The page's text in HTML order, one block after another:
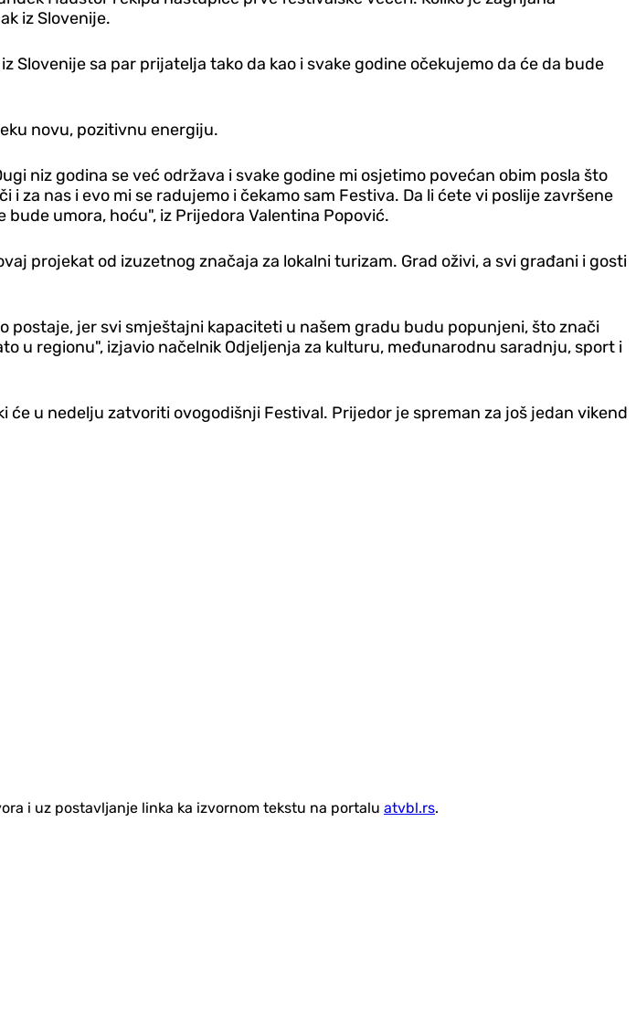
iz Slovenije.
sa par prijatelja tako da kao i svake godine očekujemo da će da bude
novu, pozitivnu energiju.
niz godina se već održava i svake godine mi osjetimo povećan obim posla što
za nas i evo mi se radujemo i čekamo sam Festiva. Da li ćete vi poslije završene
umora, hoću", iz Prijedora Valentina Popović.
projekat od izuzetnog značaja za lokalni turizam. Grad oživi, a svi građani i gosti
jer svi smještajni kapaciteti u našem gradu budu popunjeni, što znači
u regionu", izjavio načelnik Odjeljenja za kulturu, međunarodnu saradnju, sport i
će u nedelju zatvoriti ovogodišnji Festival. Prijedor je spreman za još jedan vikend
i uz postavljanje linka ka izvornom tekstu na portalu atvbl.rs.